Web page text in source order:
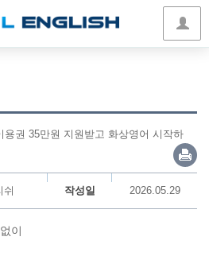
권 35만원 지원받고 화상영어 시작하
쉬 작성일 2026.05.29
이